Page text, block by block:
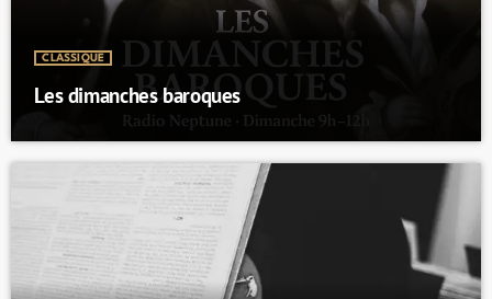
CLASSIQUE
Les dimanches baroques